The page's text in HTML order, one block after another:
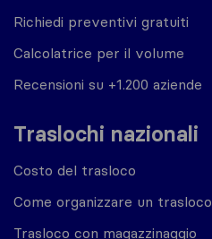
Richiedi preventivi gratuiti
Calcolatrice per il volume
Recensioni su +1.200 aziende
Traslochi nazionali
Costo del trasloco
Come organizzare un trasloco
Trasloco con magazzinaggio